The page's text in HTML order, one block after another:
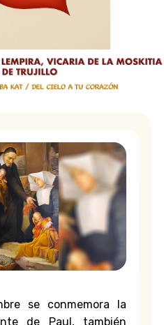
se conmemora la
de Paul, también